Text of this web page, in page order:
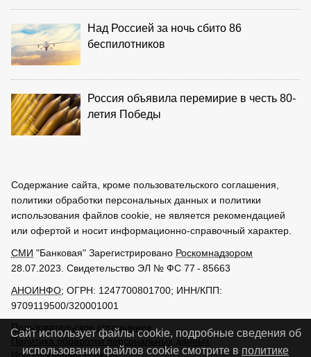
Над Россией за ночь сбито 86
беспилотников
Россия объявила перемирие в честь 80-
летия Победы
Содержание сайта, кроме пользовательского соглашения,
политики обработки персональных данных и политики
использования файлов cookie, не является рекомендацией
или офертой и носит информационно-справочный характер.
СМИ "Банковая" Зарегистрировано Роскомнадзором
28.07.2023. Свидетельство ЭЛ № ФС 77 - 85663
АНОИНФО; ОГРН: 1247700801700; ИНН/КПП:
9709119500/320001001
Пользовательское соглашение
Политика обработки персональных данных
Использование cookies
Сайт использует файлы cookie, подробные сведения об
использовании файлов cookie смотрите в политике